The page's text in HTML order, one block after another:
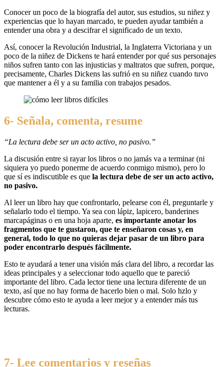
Conocer un poco de la biografía del autor, sus estudios, su niñez y
experiencias que lo hayan marcado, te pueden ayudar también a
entender una obra y a descifrar el significado de un texto.
Así, conocer la Revolución Industrial, la Inglaterra Victoriana y un
poco de la niñez de Dickens te hará entender por qué sus personajes
niños sufren tanto con las injusticias y maltratos que sufren, porque,
precisamente, Charles Dickens las sufrió en su niñez cuando tuvo
que mantener a él y a su familia con trabajos pesados.
6- Señala, comenta, resume
“La lectura debe ser un acto activo, no pasivo.”
La discusión entre si rayar los libros o no jamás va a terminar (ni
siquiera yo puedo ponerme de acuerdo conmigo mismo), pero lo
que sí es indiscutible es que la lectura debe de ser un acto activo,
no pasivo.
Al leer un libro hay que confrontarlo, pelearse con él, preguntarle y
señalarlo todo el tiempo. Ya sea con lápiz, lapicero, banderines
marcapáginas o en una hoja aparte, es importante anotar los
fragmentos que te gustaron, que te enseñaron cosas y, en
general, todo lo que no quieras dejar pasar de un libro para
poder encontrarlo después fácilmente.
Esto te ayudará a tener una visión más clara del libro, a recordar las
ideas principales y a seleccionar todo aquello que te pareció
importante del libro. Cada lector tiene una lectura diferente de un
texto, así que no hay forma de hacerlo bien o mal. Solo hzlo y
descubre cómo esto te ayuda a leer mejor y a entender más tus
lecturas.
7- Lee comentarios y reseñas